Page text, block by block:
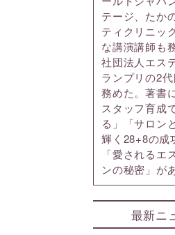
テージ、たか
ティクリニッ
な講演講師も
社団法人エス
ランプリの2
務めた。著書
スタッフ育成
る」「サロン
輝く28+8の成
「愛されるエ
ンの秘密」が
最新ニ